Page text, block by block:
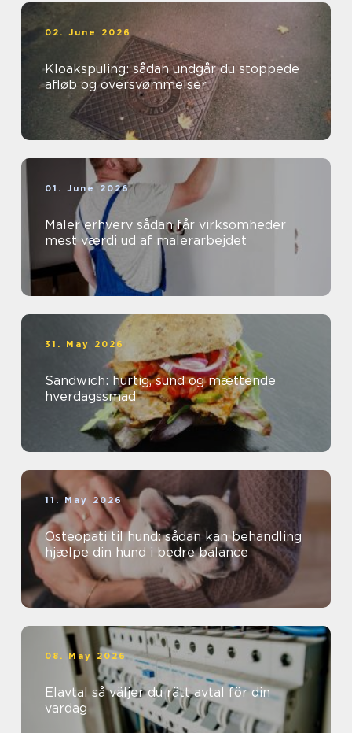
02. June 2026
Kloakspuling: sådan undgår du stoppede
afløb og oversvømmelser
01. June 2026
Maler erhverv sådan får virksomheder
mest værdi ud af malerarbejdet
31. May 2026
Sandwich: hurtig, sund og mættende
hverdagssmad
11. May 2026
Osteopati til hund: sådan kan behandling
hjælpe din hund i bedre balance
08. May 2026
Elavtal så väljer du rätt avtal för din
vardag